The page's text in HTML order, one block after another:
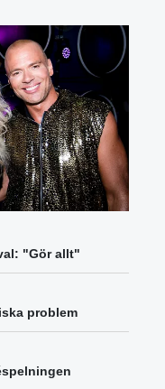
"Gör allt"
problem